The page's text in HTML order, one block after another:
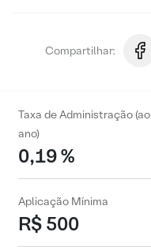
Compartilhar:
Taxa de Administração (ao
ano)
0,19 %
Aplicação Mínima
R$ 500